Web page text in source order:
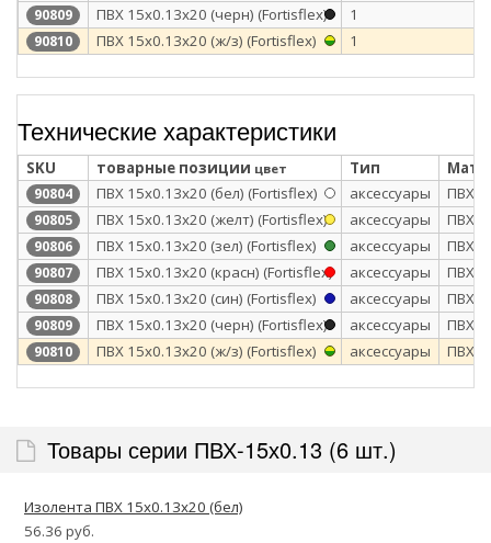
90809 ПВХ 15x0.13х20 (черн) (Fortisflex) 1
90810 ПВХ 15x0.13х20 (ж/з) (Fortisflex) 1
Технические характеристики
SKU товарные позиции цвет Тип
90804 ПВХ 15x0.13х20 (бел) (Fortisflex) аксессуары ПВХ
90805 ПВХ 15x0.13х20 (желт) (Fortisflex) аксессуары ПВХ
90806 ПВХ 15x0.13х20 (зел) (Fortisflex) аксессуары ПВХ
90807 ПВХ 15x0.13х20 (красн) (Fortisflex) аксессуары ПВХ
90808 ПВХ 15x0.13х20 (син) (Fortisflex) аксессуары ПВХ
90809 ПВХ 15x0.13х20 (черн) (Fortisflex) аксессуары ПВХ
90810 ПВХ 15x0.13х20 (ж/з) (Fortisflex) аксессуары ПВХ
Товары серии ПВХ-15х0.13 (6 шт.)
Изолента ПВХ 15x0.13х20 (бел)
56.36 руб.